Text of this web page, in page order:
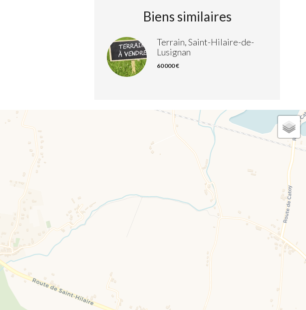
Biens similaires
Terrain, Saint-Hilaire-de-
Lusignan
60 000 €